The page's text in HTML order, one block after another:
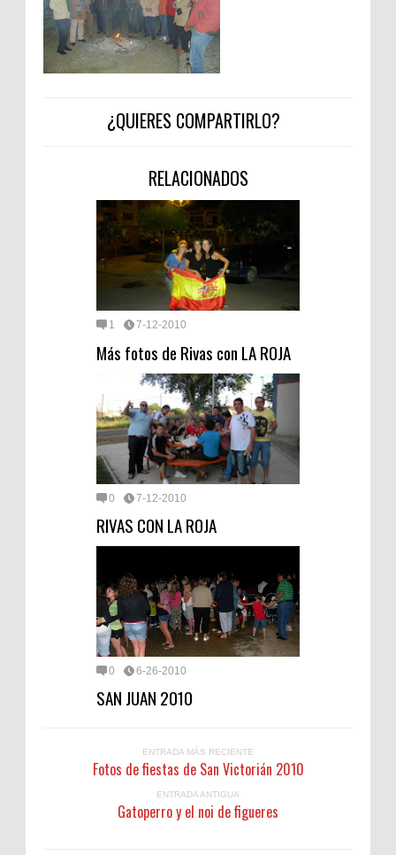
¿QUIERES COMPARTIRLO?
RELACIONADOS
1 7-12-2010
Más fotos de Rivas con LA ROJA
0 7-12-2010
RIVAS CON LA ROJA
0 6-26-2010
SAN JUAN 2010
ENTRADA MÁS RECIENTE
Fotos de fiestas de San Victorián 2010
ENTRADA ANTIGUA
Gatoperro y el noi de figueres